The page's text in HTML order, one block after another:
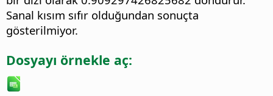
Sanal kısım sıfır olduğundan sonuçta
gösterilmiyor.
Dosyayı örnekle aç: